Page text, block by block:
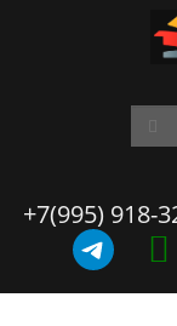
+7(995) 918-